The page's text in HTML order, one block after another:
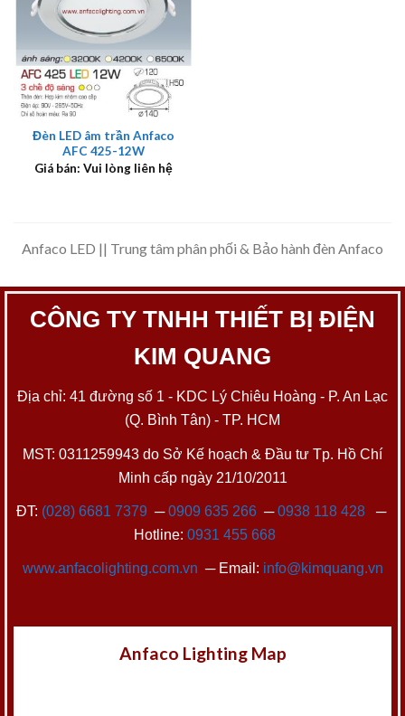
Đèn LED âm trần Anfaco
AFC 425-12W
Giá bán: Vui lòng liên hệ
Anfaco LED || Trung tâm phân phối & Bảo hành đèn Anfaco
CÔNG TY TNHH THIẾT BỊ ĐIỆN
KIM QUANG
Địa chỉ: 41 đường số 1 - KDC Lý Chiêu Hoàng - P. An Lạc
(Q. Bình Tân) - TP. HCM
MST: 0311259943 do Sở Kế hoạch & Đầu tư Tp. Hồ Chí
Minh cấp ngày 21/10/2011
ĐT: (028) 6681 7379 ─0909 635 266─0938 118 428─
Hotline: 0931 455 668
www.anfacolighting.com.vn ─ Email: info@kimquang.vn
Anfaco Lighting Map